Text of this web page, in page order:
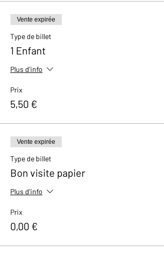
Vente expirée
Type de billet
1 Enfant
Plus d'info
Prix
5,50 €
Vente expirée
Type de billet
Bon visite papier
Plus d'info
Prix
0,00 €